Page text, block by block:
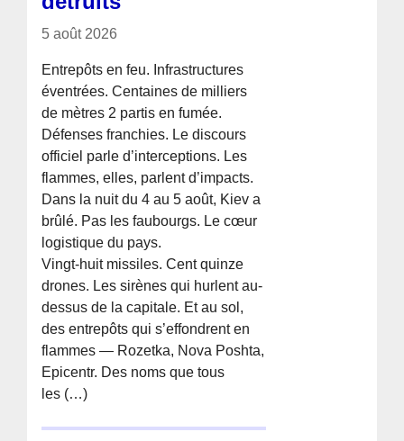
5 août 2026
Entrepôts en feu. Infrastructures
éventrées. Centaines de milliers
de mètres 2 partis en fumée.
Défenses franchies. Le discours
officiel parle d’interceptions. Les
flammes, elles, parlent d’impacts.
Dans la nuit du 4 au 5 août, Kiev a
brûlé. Pas les faubourgs. Le cœur
logistique du pays.
Vingt-huit missiles. Cent quinze
drones. Les sirènes qui hurlent au-
dessus de la capitale. Et au sol,
des entrepôts qui s’effondrent en
flammes — Rozetka, Nova Poshta,
Epicentr. Des noms que tous
les (…)